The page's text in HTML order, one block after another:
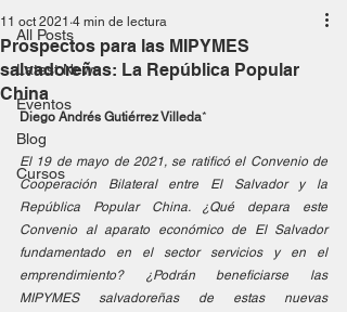
All Posts
Latest News
Eventos
Blog
Cursos
Prospectos para las MIPYMES
salvadoreñas: La República Popular
China
11 oct 2021 4 min de lectura
Diego Andrés Gutiérrez Villeda*
El 19 de mayo de 2021, se ratificó el Convenio de
Cooperación Bilateral entre El Salvador y la
República Popular China. ¿Qué depara este
Convenio al aparato económico de El Salvador
fundamentado en el sector servicios y en el
emprendimiento? ¿Podrán beneficiarse las
MIPYMES salvadoreñas de estas nuevas